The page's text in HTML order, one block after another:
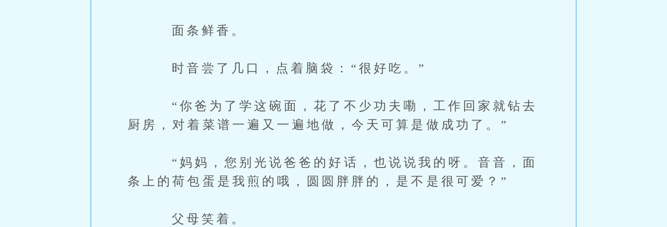
面条鲜香。
时音尝了几口，点着脑袋：“很好吃。”
“你爸为了学这碗面，花了不少功夫嘞，工作回家就钻去
厨房，对着菜谱一遍又一遍地做，今天可算是做成功了。”
“妈妈，您别光说爸爸的好话，也说说我的呀。音音，面
条上的荷包蛋是我煎的哦，圆圆胖胖的，是不是很可爱？”
父母笑着。